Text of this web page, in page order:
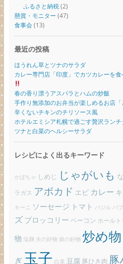
ふるさと納税(2)
懸賞・モニター (47)
食事会(13)
最近の投稿
ほうれん草とツナのサラダ
カレー専門店「印度」でカツカレーを
春の香り漂うアスパラとハムの炒飯
手作り無添加のお弁当が楽しめるお店「
辛くないチキンのチリソース風
ホテルエミシア札幌で過ごす贅沢ランチ
ツナと白菜のヘルシーサラダ
レシピによく出るキーワード
かぼちゃ しめじ じゃがいも
ラガス アボカド エビ カレー
キーニ ソーセージ トマト バジル パ
ズ ブロッコリー ベーコン ホールト
物 塩麹 夫の好物 娘の好物 炒め物
ぎ 玉子 白菜 豆腐 豚ひき肉 豚